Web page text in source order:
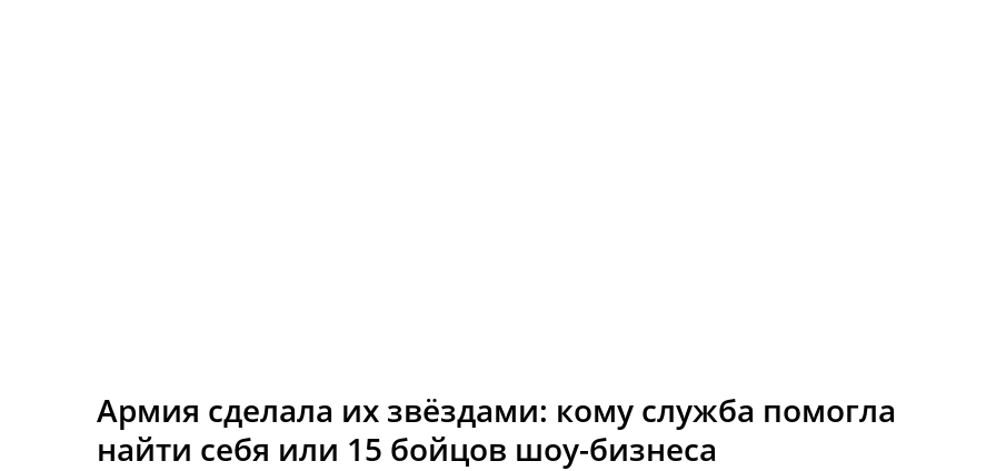
Армия сделала их звёздами: кому служба помогла
найти себя или 15 бойцов шоу-бизнеса